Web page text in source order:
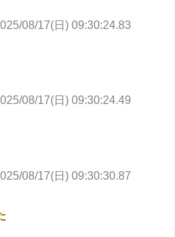
08/17(日) 09:30:24.83
08/17(日) 09:30:24.49
08/17(日) 09:30:30.87